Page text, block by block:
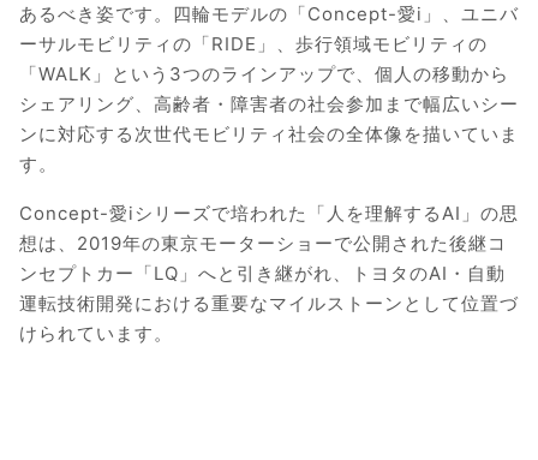
あるべき姿です。四輪モデルの「Concept-愛i」、ユニバ
ーサルモビリティの「RIDE」、歩行領域モビリティの
「WALK」という3つのラインアップで、個人の移動から
シェアリング、高齢者・障害者の社会参加まで幅広いシー
ンに対応する次世代モビリティ社会の全体像を描いていま
す。
Concept-愛iシリーズで培われた「人を理解するAI」の思
想は、2019年の東京モーターショーで公開された後継コ
ンセプトカー「LQ」へと引き継がれ、トヨタのAI・自動
運転技術開発における重要なマイルストーンとして位置づ
けられています。